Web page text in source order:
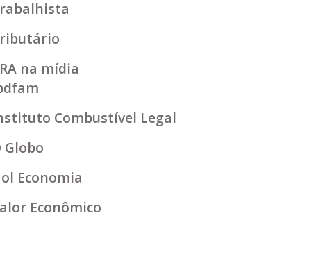
na mídia
Combustível Legal
Globo
Economia
Econômico